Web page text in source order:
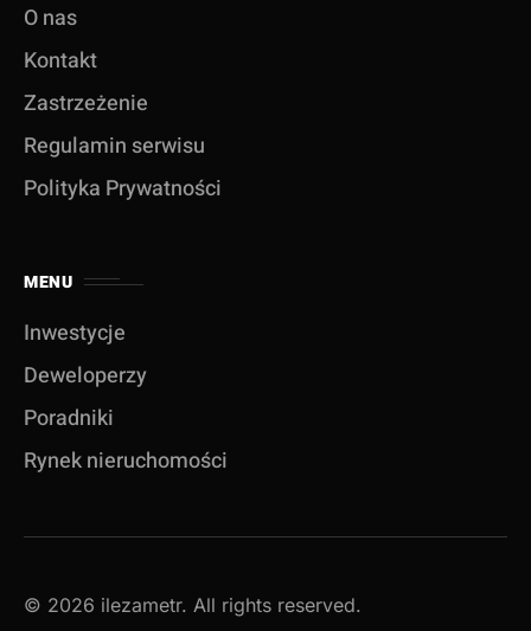
O nas
Kontakt
Zastrzeżenie
Regulamin serwisu
Polityka Prywatności
MENU
Inwestycje
Deweloperzy
Poradniki
Rynek nieruchomości
© 2026 ilezametr. All rights reserved.